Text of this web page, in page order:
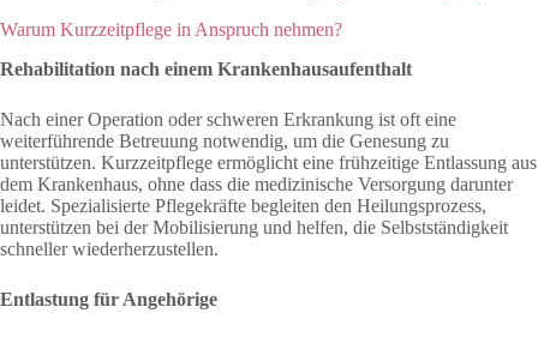
Warum Kurzzeitpflege in Anspruch nehmen?
Rehabilitation nach einem Krankenhausaufenthalt
Nach einer Operation oder schweren Erkrankung ist oft eine
weiterführende Betreuung notwendig, um die Genesung zu
unterstützen. Kurzzeitpflege ermöglicht eine frühzeitige Entlassung aus
dem Krankenhaus, ohne dass die medizinische Versorgung darunter
leidet. Spezialisierte Pflegekräfte begleiten den Heilungsprozess,
unterstützen bei der Mobilisierung und helfen, die Selbstständigkeit
schneller wiederherzustellen.
Entlastung für Angehörige